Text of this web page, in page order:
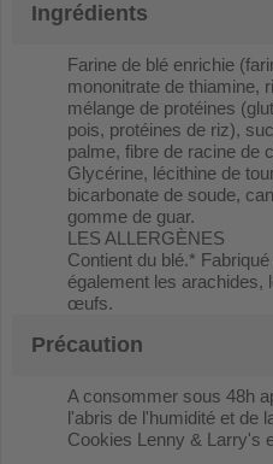
Ingrédients
Farine de blé enrichie
mononitrate de thiamine,
mélange de protéines
pois, protéines de riz),
palme, fibre de racine de
Glycérine, lécithine de
bicarbonate de soude,
gomme de guar.
LES ALLERGÈNES
Contient du blé.*
également les arachides,
œufs.
Précaution
A consommer sous 48h
l'abris de l'humidité et de
Cookies Lenny & Larry's